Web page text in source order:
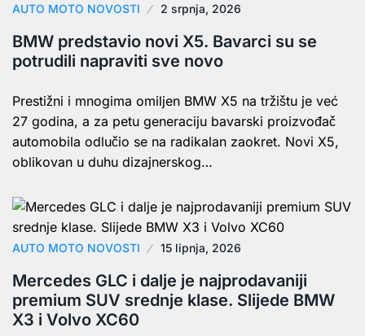
AUTO MOTO NOVOSTI 2 srpnja, 2026
BMW predstavio novi X5. Bavarci su se
potrudili napraviti sve novo
Prestižni i mnogima omiljen BMW X5 na tržištu je već
27 godina, a za petu generaciju bavarski proizvođač
automobila odlučio se na radikalan zaokret. Novi X5,
oblikovan u duhu dizajnerskog…
AUTO MOTO NOVOSTI 15 lipnja, 2026
Mercedes GLC i dalje je najprodavaniji
premium SUV srednje klase. Slijede BMW
X3 i Volvo XC60